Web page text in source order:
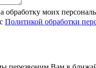
обработку моих
Политикой обработки